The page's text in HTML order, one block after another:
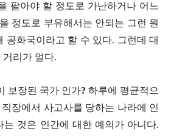
팔아야 할 정도로 가난하거나 어느
정도로 부유해서는 안되는 그런 원
공화국이라고 할 수 있다. 그런데 대
리가 멀다.
보장된 국가 인가? 하루에 평균적으
장에서 사고사를 당하는 나라에 인
는 것은 인간에 대한 예의가 아니다.